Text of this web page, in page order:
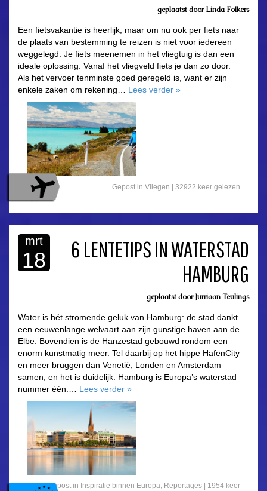
geplaatst doorLinda Folkers
Een fietsvakantie is heerlijk, maar om nu ook per fiets naar
de plaats van bestemming te reizen is niet voor iedereen
weggelegd. Je fiets meenemen in het vliegtuig is dan een
ideale oplossing. Vanaf het vliegveld fiets je dan zo door.
Als het vervoer tenminste goed geregeld is, want er zijn
enkele zaken om rekening… Lees verder »
Gepost in Vliegen | 32922 keer gelezen
mrt
18
6 LENTETIPS IN WATERSTAD
HAMBURG
geplaatst doorJurriaan Teulings
Water is hét stromende geluk van Hamburg: de stad dankt
een eeuwenlange welvaart aan zijn gunstige haven aan de
Elbe. Bovendien is de Hanzestad gebouwd rondom een
enorm kunstmatig meer. Tel daarbij op het hippe HafenCity
en meer bruggen dan Venetië, Londen en Amsterdam
samen, en het is duidelijk: Hamburg is Europa’s waterstad
nummer één.… Lees verder »
Gepost in Inspiratie binnen Europa, Reportages
1954 keer